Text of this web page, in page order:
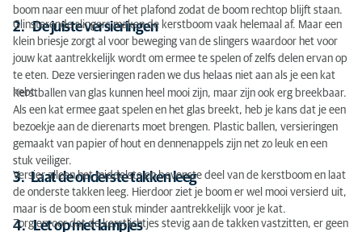
boom naar een muur of het plafond zodat de boom rechtop blijft staan.
2. De juiste versieringen
Glinsterende slingers maken de kerstboom vaak helemaal af. Maar een
klein briesje zorgt al voor beweging van de slingers waardoor het voor
jouw kat aantrekkelijk wordt om ermee te spelen of zelfs delen ervan op
te eten. Deze versieringen raden we dus helaas niet aan als je een kat
hebt.
Kerstballen van glas kunnen heel mooi zijn, maar zijn ook erg breekbaar.
Als een kat ermee gaat spelen en het glas breekt, heb je kans dat je een
bezoekje aan de dierenarts moet brengen. Plastic ballen, versieringen
gemaakt van papier of hout en dennenappels zijn net zo leuk en een
stuk veiliger.
3. Laat de onderste takken leeg
Versier alleen het middelste en bovenste deel van de kerstboom en laat
de onderste takken leeg. Hierdoor ziet je boom er wel mooi versierd uit,
maar is de boom een stuk minder aantrekkelijk voor je kat.
4. Let op met lampjes
Zorg ervoor dat de kerstlichtjes stevig aan de takken vastzitten, er geen